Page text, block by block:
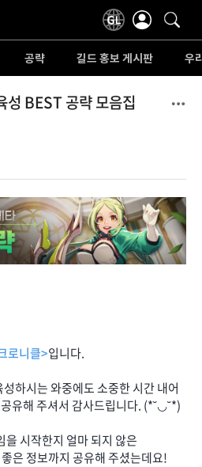
공략 길드 홍보 게시판 우
성 BEST 공략 모음집
로니클>입니다.
하시는 와중에도 소중한 시간 내어
유해 주셔서 감사드립니다. (*˘◡˘*)
시작한지 얼마 되지 않은
은 정보까지 공유해 주셨는데요!